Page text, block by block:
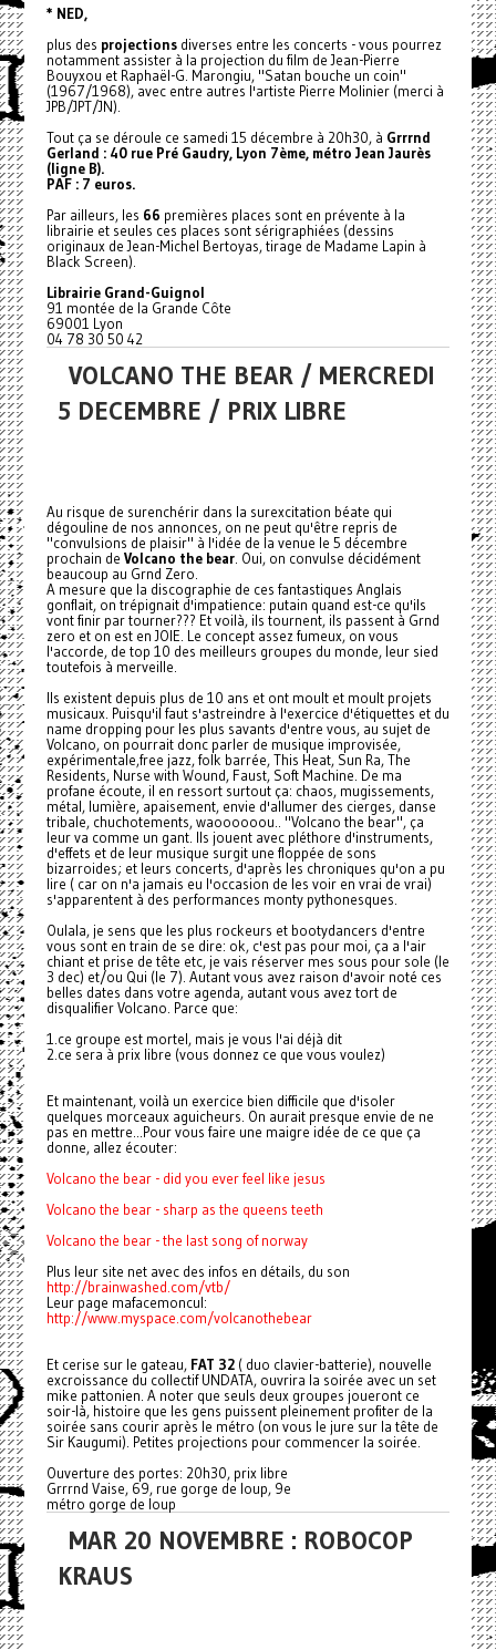
* NED,
plus des projectionsdiverses entre les concerts - vous pourrez
notamment assister à la projection du film de Jean-Pierre
Bouyxou et Raphaël-G. Marongiu, "Satan bouche un coin"
(1967/1968), avec entre autres l'artiste Pierre Molinier (merci à
JPB/JPT/JN).
Tout ça se déroule ce samedi 15 décembre à 20h30, à Grrrnd
Gerland : 40 rue Pré Gaudry, Lyon 7ème, métro Jean Jaurès
(ligne B).
PAF : 7 euros.
Par ailleurs, les 66 premières places sont en prévente à la
librairie et seules ces places sont sérigraphiées (dessins
originaux de Jean-Michel Bertoyas, tirage de Madame Lapin à
Black Screen).
Librairie Grand-Guignol
91 montée de la Grande Côte
69001 Lyon
04 78 30 50 42
VOLCANO THE BEAR / MERCREDI
5 DECEMBRE / PRIX LIBRE
Au risque de surenchérir dans la surexcitation béate qui
dégouline de nos annonces, on ne peut qu'être repris de
"convulsions de plaisir" à l'idée de la venue le 5 décembre
prochain de Volcano the bear. Oui, on convulse décidément
beaucoup au Grnd Zero.
A mesure que la discographie de ces fantastiques Anglais
gonflait, on trépignait d'impatience: putain quand est-ce qu'ils
vont finir par tourner??? Et voilà, ils tournent, ils passent à Grnd
zero et on est en JOIE. Le concept assez fumeux, on vous
l'accorde, de top 10 des meilleurs groupes du monde, leur sied
toutefois à merveille.
Ils existent depuis plus de 10 ans et ont moult et moult projets
musicaux. Puisqu'il faut s'astreindre à l'exercice d'étiquettes et du
name dropping pour les plus savants d'entre vous, au sujet de
Volcano, on pourrait donc parler de musique improvisée,
expérimentale,free jazz, folk barrée, This Heat, Sun Ra, The
Residents, Nurse with Wound, Faust, Soft Machine. De ma
profane écoute, il en ressort surtout ça: chaos, mugissements,
métal, lumière, apaisement, envie d'allumer des cierges, danse
tribale, chuchotements, waoooooou.. "Volcano the bear", ça
leur va comme un gant. Ils jouent avec pléthore d'instruments,
d'effets et de leur musique surgit une floppée de sons
bizarroides; et leurs concerts, d'après les chroniques qu'on a pu
lire ( car on n'a jamais eu l'occasion de les voir en vrai de vrai)
s'apparentent à des performances monty pythonesques.
Oulala, je sens que les plus rockeurs et bootydancers d'entre
vous sont en train de se dire: ok, c'est pas pour moi, ça a l'air
chiant et prise de tête etc, je vais réserver mes sous pour sole (le
3 dec) et/ou Qui (le 7). Autant vous avez raison d'avoir noté ces
belles dates dans votre agenda, autant vous avez tort de
disqualifier Volcano. Parce que:
1.ce groupe est mortel, mais je vous l'ai déjà dit
2.ce sera à prix libre (vous donnez ce que vous voulez)
Et maintenant, voilà un exercice bien difficile que d'isoler
quelques morceaux aguicheurs. On aurait presque envie de ne
pas en mettre...Pour vous faire une maigre idée de ce que ça
donne, allez écouter:
Volcano the bear - did you ever feel like jesus
Volcano the bear - sharp as the queens teeth
Volcano the bear - the last song of norway
Plus leur site net avec des infos en détails, du son
http://brainwashed.com/vtb/
Leur page mafacemoncul:
http://www.myspace.com/volcanothebear
Et cerise sur le gateau, FAT 32( duo clavier-batterie), nouvelle
excroissance du collectif UNDATA, ouvrira la soirée avec un set
mike pattonien. A noter que seuls deux groupes joueront ce
soir-là, histoire que les gens puissent pleinement profiter de la
soirée sans courir après le métro (on vous le jure sur la tête de
Sir Kaugumi). Petites projections pour commencer la soirée.
Ouverture des portes: 20h30, prix libre
Grrrnd Vaise, 69, rue gorge de loup, 9e
métro gorge de loup
MAR 20 NOVEMBRE : ROBOCOP
KRAUS